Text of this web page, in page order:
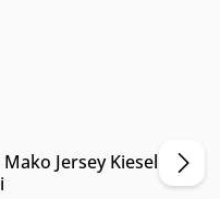
Jersey Kiesel 90 x